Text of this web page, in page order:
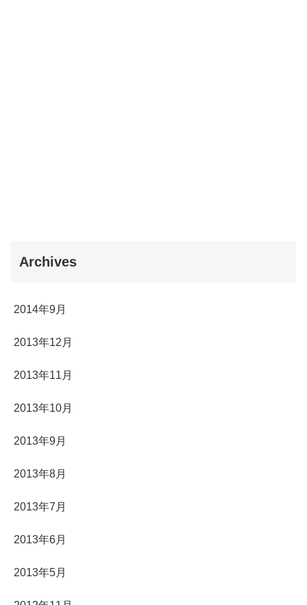
Archives
2014年9月
2013年12月
2013年11月
2013年10月
2013年9月
2013年8月
2013年7月
2013年6月
2013年5月